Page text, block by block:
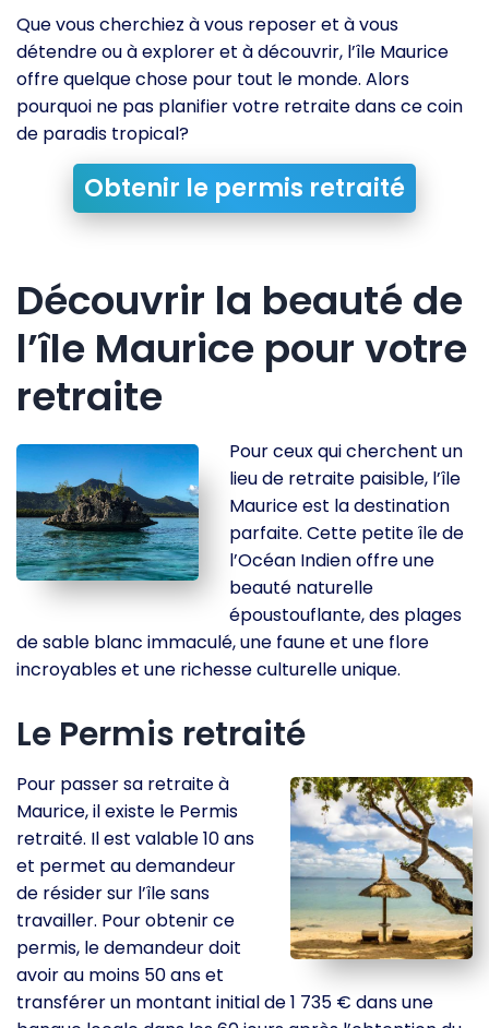
Que vous cherchiez à vous reposer et à vous
détendre ou à explorer et à découvrir, l’île Maurice
offre quelque chose pour tout le monde. Alors
pourquoi ne pas planifier votre retraite dans ce coin
de paradis tropical?
Obtenir le permis retraité
Découvrir la beauté de
l’île Maurice pour votre
retraite
Pour ceux qui cherchent un
lieu de retraite paisible, l’île
Maurice est la destination
parfaite. Cette petite île de
l’Océan Indien offre une
beauté naturelle
époustouflante, des plages
de sable blanc immaculé, une faune et une flore
incroyables et une richesse culturelle unique.
Le Permis retraité
Pour passer sa retraite à
Maurice, il existe le Permis
retraité. Il est valable 10 ans
et permet au demandeur
de résider sur l’île sans
travailler. Pour obtenir ce
permis, le demandeur doit
avoir au moins 50 ans et
transférer un montant initial de 1 735 € dans une